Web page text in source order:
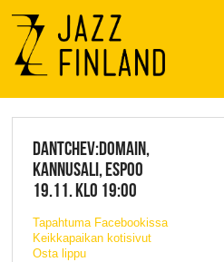
Menu
JAZZ FINLAND LIVE
DANTCHEV:DOMAIN,
KANNUSALI, ESPOO
19.11. KLO 19:00
Tapahtuma Facebookissa
Keikkapaikan kotisivut
Osta lippu